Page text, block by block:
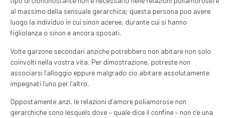
al massimo della sensuale gerarchica; questa persona puo avere
luogo la individuo in cui sinon aceree, durante cui si hanno
figliolanza o sinon e ancora sposati.
Volte garzone secondari anziche potrebbero non abitare non solo
coinvolti nella vostra vita. Per dimostrazione, potreste non
associarsi l’alloggio eppure malgrado cio abitare assolutamente
impegnati l’uno per l’altro.
Oppostamente anzi, le relazioni d’amore poliamorose non
gerarchiche sono lesquels dove – quale dice il confine – non c’e una